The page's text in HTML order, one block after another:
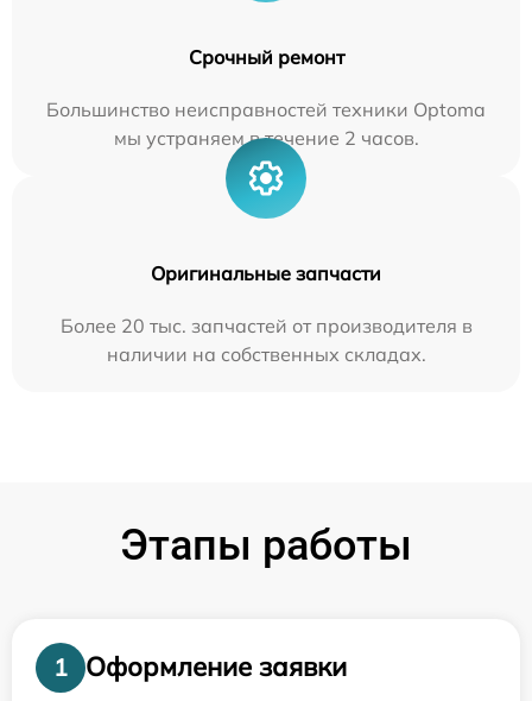
Срочный ремонт
Большинство неисправностей техники Optoma
мы устраняем в течение 2 часов.
Оригинальные запчасти
Более 20 тыс. запчастей от производителя в
наличии на собственных складах.
Этапы работы
1
Оформление заявки